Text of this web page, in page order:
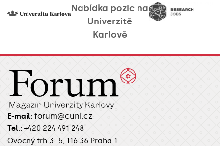
Nabídka pozic na
Univerzitě
Karlově
E-mail: forum@cuni.cz
Tel.: +420 224 491 248
Ovocný trh 3–5, 116 36 Praha 1